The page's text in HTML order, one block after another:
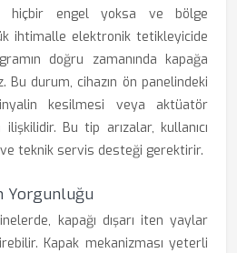
hiçbir engel yoksa ve bölge
ihtimalle elektronik tetikleyicide
doğru zamanında kapağa
Bu durum, cihazın ön panelindeki
kesilmesi veya aktüatör
Bu tip arızalar, kullanıcı
ve teknik servis desteği gerektirir.
Yorgunluğu
kapağı dışarı iten yaylar
Kapak mekanizması yeterli